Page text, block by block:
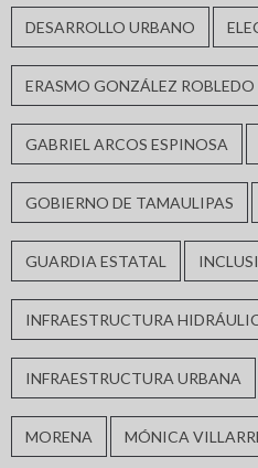
DESARROLLO URBANO
ERASMO GONZÁLEZ ROBLEDO
GABRIEL ARCOS ESPINOSA
GOBIERNO DE TAMAULIPAS
GUARDIA ESTATAL
INFRAESTRUCTURA
INFRAESTRUCTURA URBANA
MORENA MÓNICA